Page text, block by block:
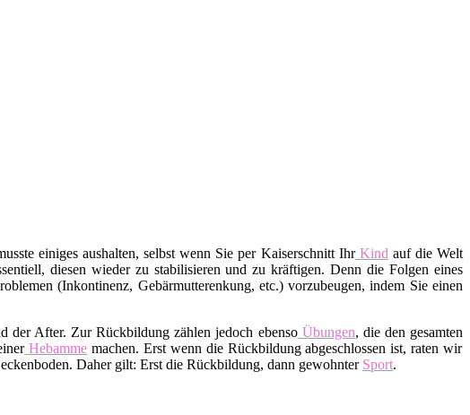
einiges aushalten, selbst wenn Sie per Kaiserschnitt IhrKind auf die Welt
diesen wieder zu stabilisieren und zu kräftigen. Denn die Folgen eines
(Inkontinenz, Gebärmutterenkung, etc.) vorzubeugen, indem Sie einen
der After. Zur Rückbildung zählen jedoch ebensoÜbungen, die den gesamten
Hebamme machen. Erst wenn die Rückbildung abgeschlossen ist, raten wir
Daher gilt: Erst die Rückbildung, dann gewohnter Sport.